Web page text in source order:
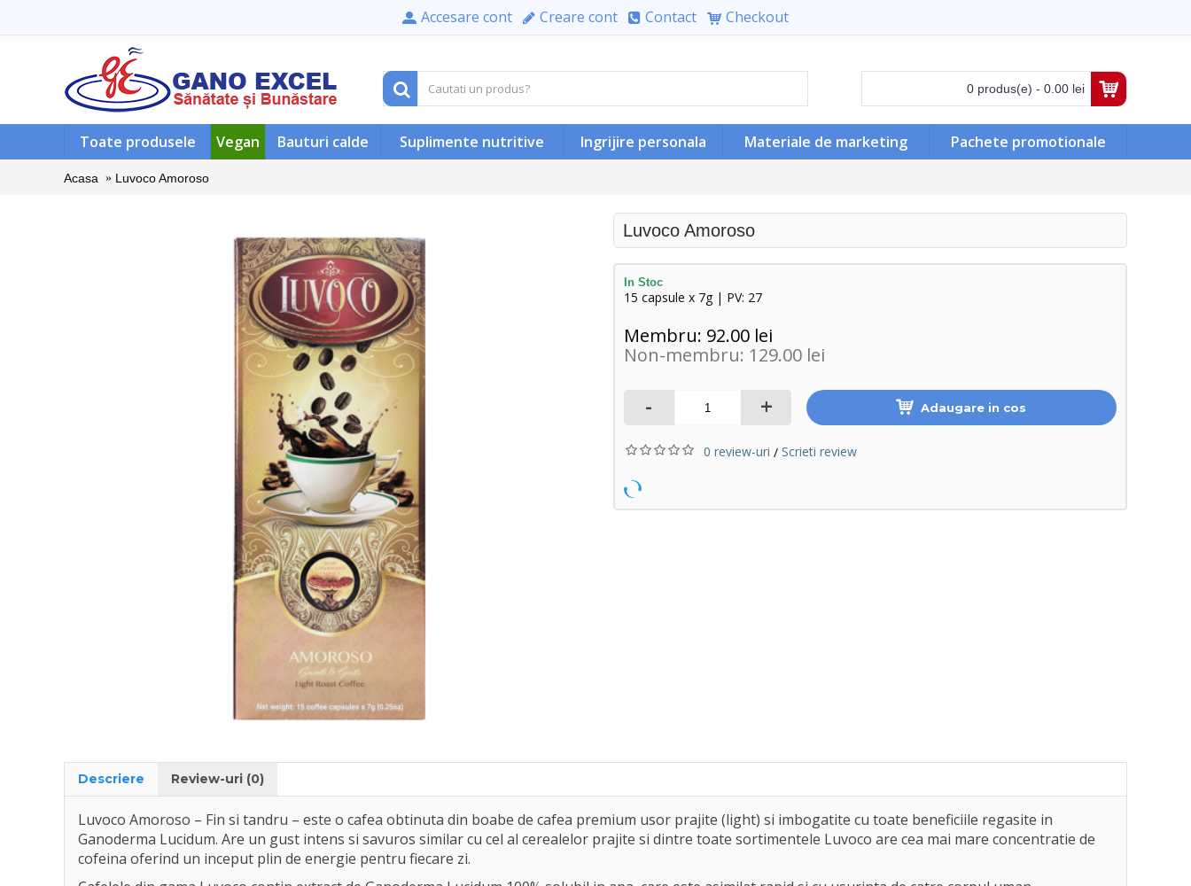
Accesare cont Creare cont Contact Checkout
0 produs(e) - 0.00 lei
Toate produsele Vegan Bauturi calde Suplimente nutritive Ingrijire personala Materiale de marketing Pachete promotionale
Acasa Luvoco Amoroso
Luvoco Amoroso
In Stoc
15 capsule x 7g | PV: 27
Membru: 92.00 lei
Non-membru: 129.00 lei
- + Adaugare in cos
0 review-uri / Scrieti review
Descriere Review-uri (0)
Luvoco Amoroso – Fin si tandru – este o cafea obtinuta din boabe de cafea premium usor prajite (light) si imbogatite cu toate beneficiile regasite in
Ganoderma Lucidum. Are un gust intens si savuros similar cu cel al cerealelor prajite si dintre toate sortimentele Luvoco are cea mai mare concentratie de
cofeina oferind un inceput plin de energie pentru fiecare zi.